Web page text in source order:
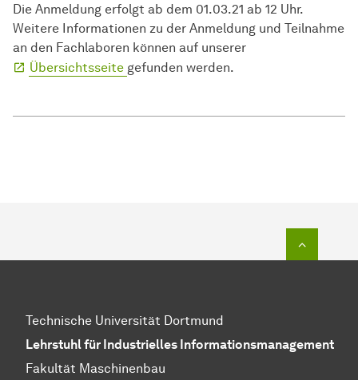
Die Anmeldung erfolgt ab dem 01.03.21 ab 12 Uhr.
Weitere Informationen zu der Anmeldung und Teilnahme
an den Fachlaboren können auf unserer
Übersichtsseite gefunden werden.
Technische Universität Dortmund
Lehrstuhl für Industrielles Informationsmanagement
Fakultät Maschinenbau